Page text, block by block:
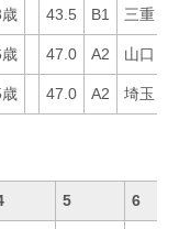
43.5 B1 三重
47.0 A2 山口
47.0 A2 埼玉
5 6